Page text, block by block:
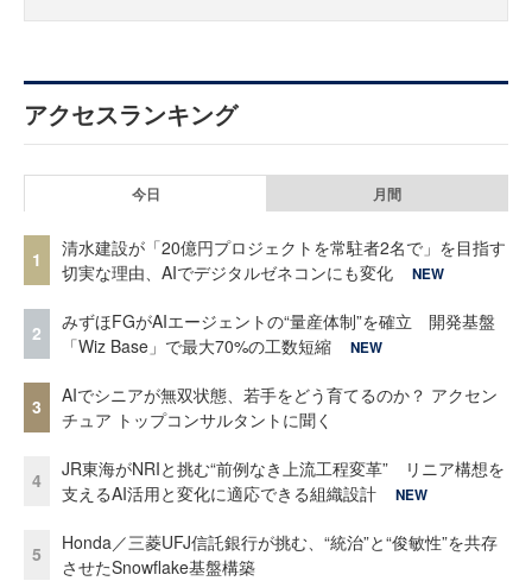
アクセスランキング
今日 月間
1
清水建設が「20億円プロジェクトを常駐者2名で」を目指す
切実な理由、AIでデジタルゼネコンにも変化
NEW
2
みずほFGがAIエージェントの“量産体制”を確立 開発基盤
「Wiz Base」で最大70%の工数短縮
NEW
3
AIでシニアが無双状態、若手をどう育てるのか？ アクセン
チュア トップコンサルタントに聞く
4
JR東海がNRIと挑む“前例なき上流工程変革” リニア構想を
支えるAI活用と変化に適応できる組織設計
NEW
5
Honda／三菱UFJ信託銀行が挑む、“統治”と“俊敏性”を共存
させたSnowflake基盤構築